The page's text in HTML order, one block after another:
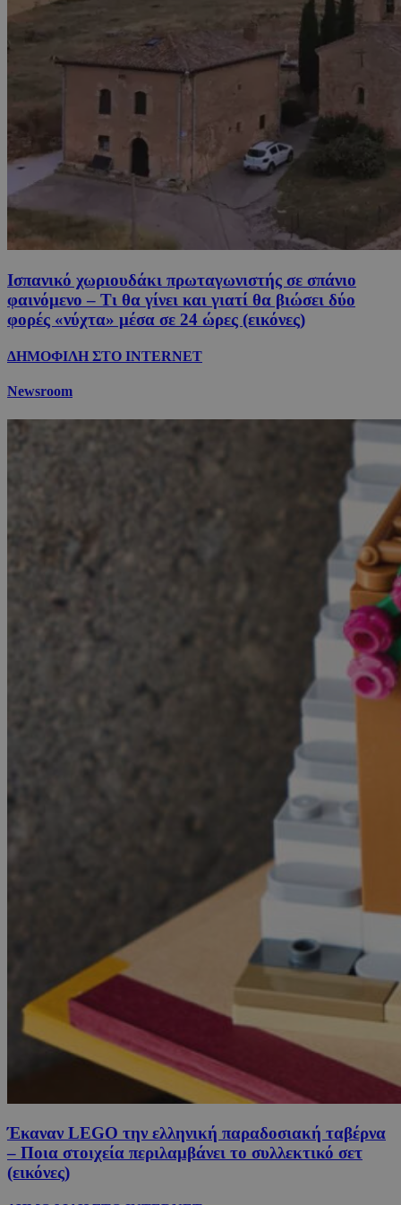
Ισπανικό χωριουδάκι πρωταγωνιστής σε σπάνιο
φαινόμενο – Τι θα γίνει και γιατί θα βιώσει δύο
φορές «νύχτα» μέσα σε 24 ώρες (εικόνες)
ΔΗΜΟΦΙΛΗ ΣΤΟ INTERNET
Newsroom
Έκαναν LEGO την ελληνική παραδοσιακή ταβέρνα
– Ποια στοιχεία περιλαμβάνει το συλλεκτικό σετ
(εικόνες)